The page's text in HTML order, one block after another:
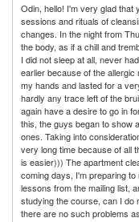
Odin, hello! I'm very glad that
sessions and rituals of
changes. In the night from
the body, as if a chill and
I did not sleep at all, never
earlier because of the
my hands and lasted for a
hardly any trace left of the
again have a desire to go in
this, the guys began to show
ones. Taking into
very long time because of all
is easier))) The apartment
coming days, I'm preparing
lessons from the mailing list,
studying the course, can I do
there are no such problems